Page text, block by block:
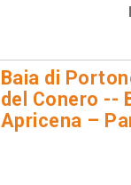
Baia di
del Conero --
Apricena –